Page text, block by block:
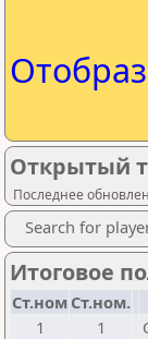
Открытый
Последнее
Search for
Итоговое
Ст.ном Ст.ном.
1
1